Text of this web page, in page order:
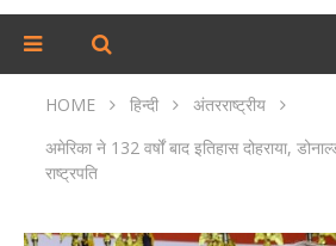
HOME हिन्दी
अंतरराष्ट्रीय
अमेरिका ने 132 वर्षों बाद इतिहास दोहराया,
राष्‍ट्रपति